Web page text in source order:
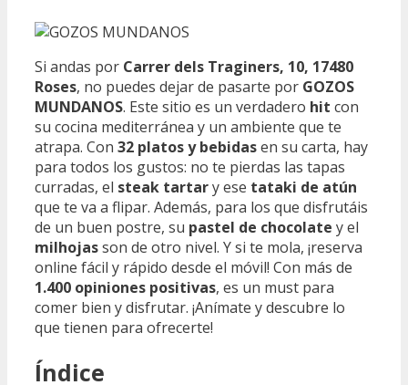
Si andas por Carrer dels Traginers, 10, 17480
Roses, no puedes dejar de pasarte por GOZOS
MUNDANOS. Este sitio es un verdadero hit con
su cocina mediterránea y un ambiente que te
atrapa. Con 32 platos y bebidasen su carta, hay
para todos los gustos: no te pierdas las tapas
curradas, el steak tartary ese tataki de atún
que te va a flipar. Además, para los que disfrutáis
de un buen postre, su pastel de chocolate y el
milhojasson de otro nivel. Y si te mola, ¡reserva
online fácil y rápido desde el móvil! Con más de
1.400 opiniones positivas, es un must para
comer bien y disfrutar. ¡Anímate y descubre lo
que tienen para ofrecerte!
Índice